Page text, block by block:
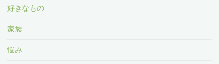
好きなもの
家族
悩み